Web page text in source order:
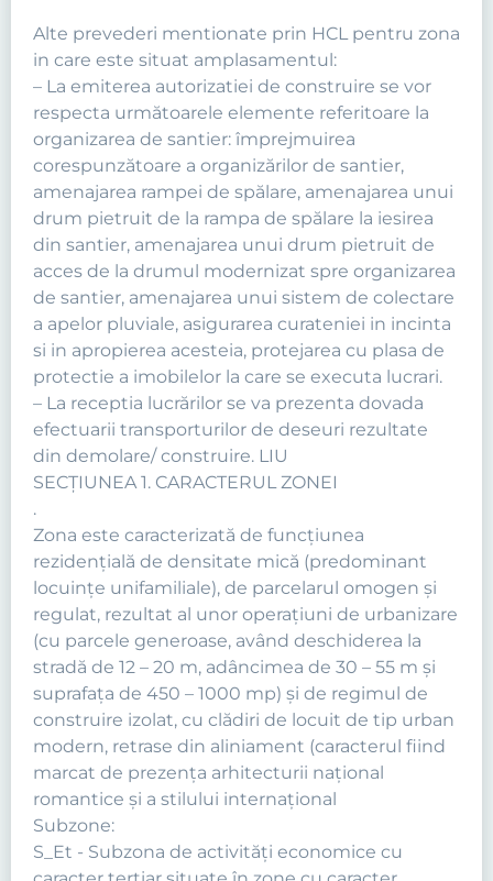
Alte prevederi mentionate prin HCL pentru zona
in care este situat amplasamentul:
– La emiterea autorizatiei de construire se vor
respecta următoarele elemente referitoare la
organizarea de santier: împrejmuirea
corespunzătoare a organizărilor de santier,
amenajarea rampei de spălare, amenajarea unui
drum pietruit de la rampa de spălare la iesirea
din santier, amenajarea unui drum pietruit de
acces de la drumul modernizat spre organizarea
de santier, amenajarea unui sistem de colectare
a apelor pluviale, asigurarea curateniei in incinta
si in apropierea acesteia, protejarea cu plasa de
protectie a imobilelor la care se executa lucrari.
– La receptia lucrărilor se va prezenta dovada
efectuarii transporturilor de deseuri rezultate
din demolare/ construire. LIU
SECŢIUNEA 1. CARACTERUL ZONEI
.
Zona este caracterizată de funcţiunea
rezidenţială de densitate mică (predominant
locuinţe unifamiliale), de parcelarul omogen şi
regulat, rezultat al unor operaţiuni de urbanizare
(cu parcele generoase, având deschiderea la
stradă de 12 – 20 m, adâncimea de 30 – 55 m şi
suprafaţa de 450 – 1000 mp) şi de regimul de
construire izolat, cu clădiri de locuit de tip urban
modern, retrase din aliniament (caracterul fiind
marcat de prezenţa arhitecturii naţional
romantice şi a stilului internaţional
Subzone:
S_Et - Subzona de activităţi economice cu